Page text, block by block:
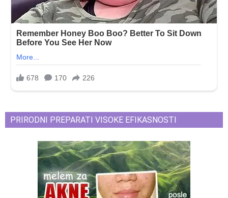
PRIRODNI PREPARATI VISOKE EFIKASNOSTI